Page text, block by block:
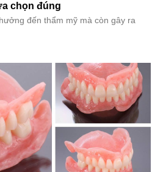
chọn đúng
đến thẩm mỹ mà còn gây ra